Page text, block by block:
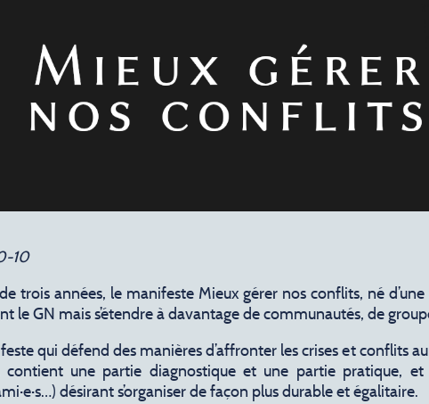
10
trois années, le manifeste Mieux gérer nos conflits, né
le GN mais s’étendre à davantage de communautés, de
qui défend des manières d’affronter les crises et conflits
contient une partie diagnostique et une partie pratique, et
désirant s’organiser de façon plus durable et égalitaire.